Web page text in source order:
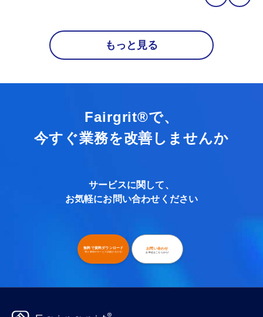
もっと見る
Fairgrit®で、
今すぐ業務を改善しませんか
サービスに関して、
お気軽にお問い合わせください
無料で資料ダウンロード
導入事例やサービス詳細が分かる!
お問い合わせ
お申込もこちらから!